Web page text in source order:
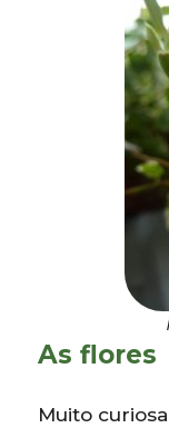
As flores
Muito